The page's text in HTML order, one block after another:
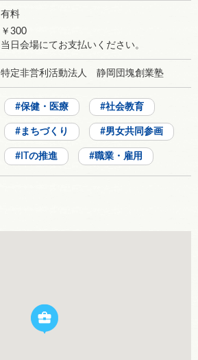
有料
￥300
当日会場にてお支払いください。
特定非営利活動法人 静岡団塊創業塾
保健・医療 社会教育
まちづくり 男女共同参画
ITの推進 職業・雇用